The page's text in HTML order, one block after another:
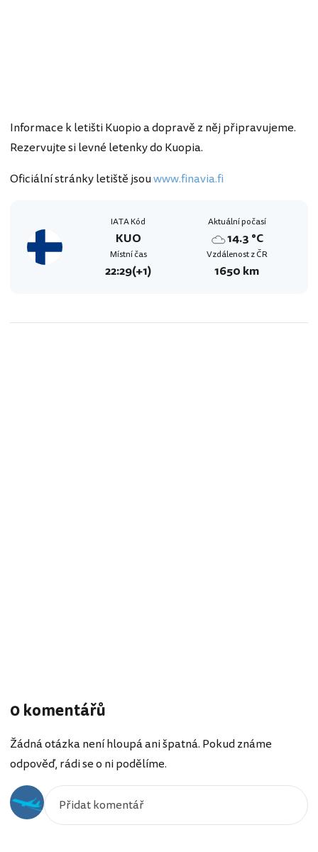
Informace k letišti Kuopio a dopravě z něj připravujeme.
Rezervujte si levné letenky do Kuopia.
Oficiální stránky letiště jsouwww.finavia.fi
IATA Kód
KUO
Aktuální počasí
14.3 °C
Místní čas
22:29(+1)
Vzdálenost z ČR
1650 km
0 komentářů
Žádná otázka není hloupá ani špatná. Pokud známe
odpověď, rádi se o ni podělíme.